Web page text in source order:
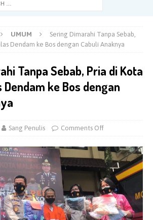
UMUM
Sering Dimarahi Tanpa Sebab,
Dendam ke Bos dengan Cabuli Anaknya
Tanpa Sebab, Pria di Kota
Dendam ke Bos dengan
Sang Penulis Comments Off